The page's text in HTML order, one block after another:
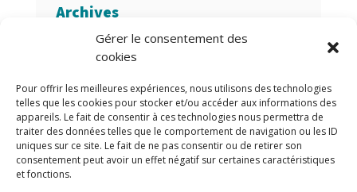
Gérer le consentement des
cookies
Pour offrir les meilleures expériences, nous utilisons des technologies
telles que les cookies pour stocker et/ou accéder aux informations des
appareils. Le fait de consentir à ces technologies nous permettra de
traiter des données telles que le comportement de navigation ou les ID
uniques sur ce site. Le fait de ne pas consentir ou de retirer son
consentement peut avoir un effet négatif sur certaines caractéristiques
et fonctions.
Archives
Archives
Auteurs/Autrices